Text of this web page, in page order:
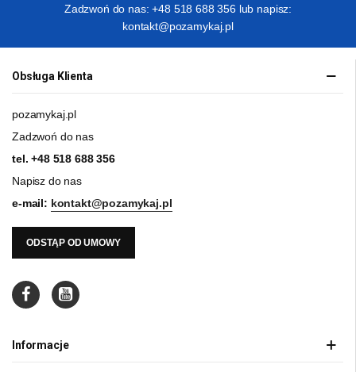
Zadzwoń do nas: +48 518 688 356 lub napisz:
kontakt@pozamykaj.pl
Obsługa Klienta
pozamykaj.pl
Zadzwoń do nas
tel.+48 518 688 356
Napisz do nas
e-mail: kontakt@pozamykaj.pl
ODSTĄP OD UMOWY
Informacje